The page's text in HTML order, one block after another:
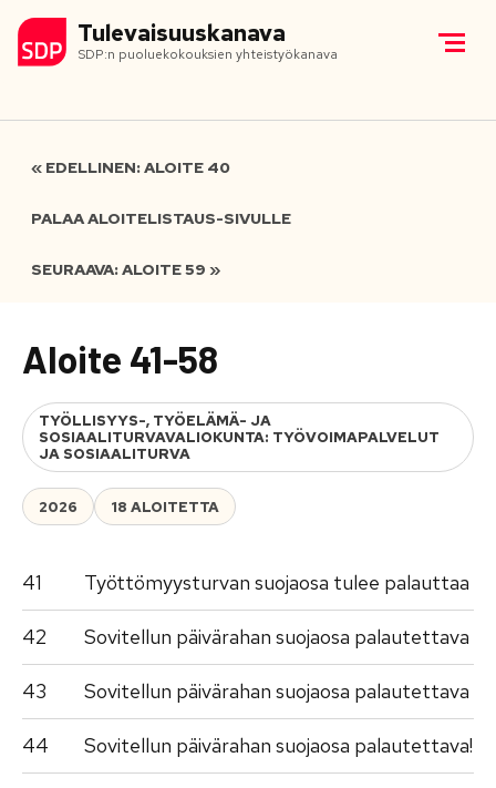
Tulevaisuuskanava
SDP:n puoluekokouksien yhteistyökanava
« EDELLINEN: ALOITE 40
PALAA ALOITELISTAUS-SIVULLE
SEURAAVA: ALOITE 59 »
Aloite 41-58
TYÖLLISYYS-, TYÖELÄMÄ- JA
SOSIAALITURVAVALIOKUNTA: TYÖVOIMAPALVELUT
JA SOSIAALITURVA
2026 18 ALOITETTA
41 Työttömyysturvan suojaosa tulee palauttaa
42 Sovitellun päivärahan suojaosa palautettava
43 Sovitellun päivärahan suojaosa palautettava
44 Sovitellun päivärahan suojaosa palautettava!